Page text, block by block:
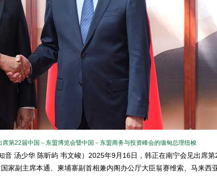
第22届中国－东盟博览会暨中国－东盟商务与投资峰会的缅甸总理纽梭
汤少华 陈昕屿 韦文峻）2025年9月16日，韩正在南宁会见出席第
家副主席本通、柬埔寨副首相兼内阁办公厅大臣翁赛维索、马来西